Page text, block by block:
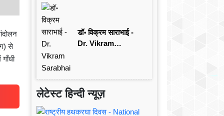
से
डॉ॰ विक्रम साराभाई -
Dr. Vikram
लेटेस्ट हिन्दी न्यूज़